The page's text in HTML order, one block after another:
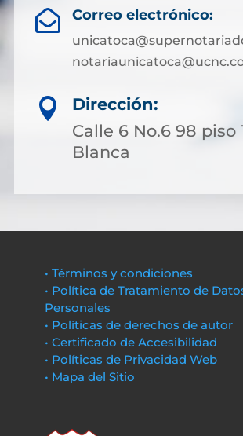
 Correo electrónico:

Dirección:
Calle 6 No.6 98 piso
Blanca
• Términos y condiciones
• Política de Tratamiento de
Personales
• Políticas de derechos de autor
• Certificado de Accesibilidad
• Políticas de Privacidad Web
• Mapa del Sitio